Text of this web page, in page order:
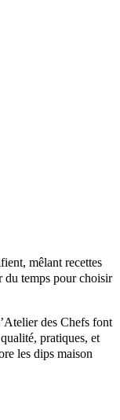
mêlant recettes
du temps pour choisir
des Chefs font
pratiques, et
les dips maison